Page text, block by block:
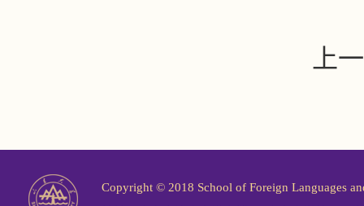
上
Copyright © 2018 School of Foreign Languages